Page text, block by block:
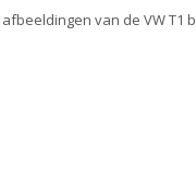
van de VW T1